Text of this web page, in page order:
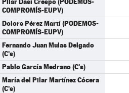
COMPROMÍS-EUPV)
Dolors Pérez Martí (PODEMOS-
COMPROMÍS-EUPV)
Fernando Juan Mulas Delgado
(C's)
Pablo García Medrano (C's)
María del Pilar Martínez Cócera
(C's)